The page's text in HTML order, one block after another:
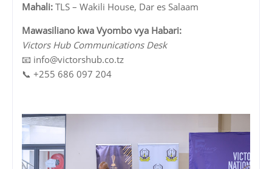
Mahali: TLS – Wakili House, Dar es Salaam
Mawasiliano kwa Vyombo vya Habari:
Victors Hub Communications Desk
📧 info@victorshub.co.tz
📞 +255 686 097 204